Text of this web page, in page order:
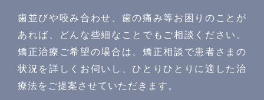
歯並びや咬み合わせ、歯の痛み等お困りのことが
あれば、どんな些細なことでもご相談ください。
矯正治療ご希望の場合は、矯正相談で患者さまの
状況を詳しくお伺いし、ひとりひとりに適した治
療法をご提案させていただきます。